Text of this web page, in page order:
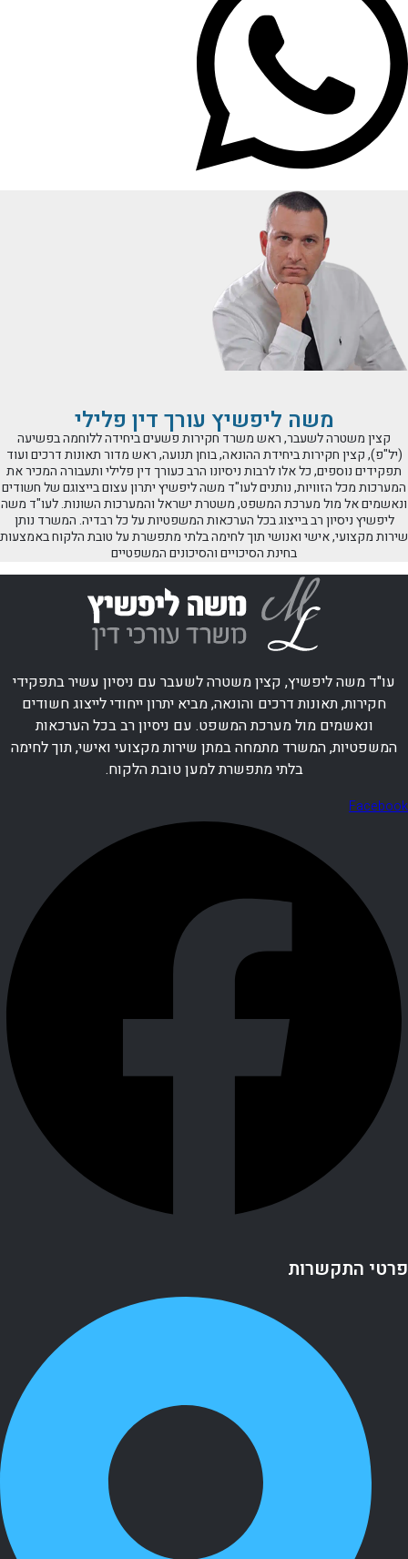
משה ליפשיץ עורך דין פלילי
קצין משטרה לשעבר, ראש משרד חקירות פשעים ביחידה ללוחמה בפשיעה
(יל"פ), קצין חקירות ביחידת ההונאה, בוחן תנועה, ראש מדור תאונות דרכים ועוד
תפקידים נוספים, כל אלו לרבות ניסיונו הרב כעורך דין פלילי ותעבורה המכיר את
המערכות מכל הזוויות, נותנים לעו"ד משה ליפשיץ יתרון עצום בייצוגם של חשודים
ונאשמים אל מול מערכת המשפט, משטרת ישראל והמערכות השונות. לעו"ד משה
ליפשיץ ניסיון רב בייצוג בכל הערכאות המשפטיות על כל רבדיה. המשרד נותן
שירות מקצועי, אישי ואנושי תוך לחימה בלתי מתפשרת על טובת הלקוח באמצעות
בחינת הסיכויים והסיכונים המשפטיים
עו"ד משה ליפשיץ, קצין משטרה לשעבר עם ניסיון עשיר בתפקידי
חקירות, תאונות דרכים והונאה, מביא יתרון ייחודי לייצוג חשודים
ונאשמים מול מערכת המשפט. עם ניסיון רב בכל הערכאות
המשפטיות, המשרד מתמחה במתן שירות מקצועי ואישי, תוך לחימה
בלתי מתפשרת למען טובת הלקוח.
Facebook
פרטי התקשרות